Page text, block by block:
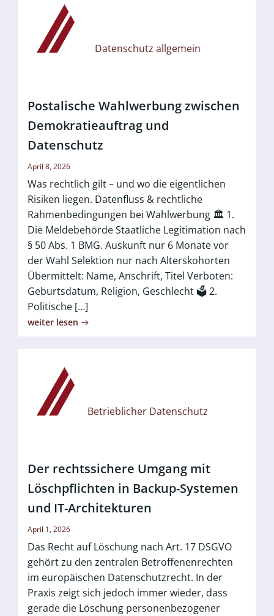
Datenschutz allgemein
Postalische Wahlwerbung zwischen
Demokratieauftrag und
Datenschutz
April 8, 2026
Was rechtlich gilt – und wo die eigentlichen
Risiken liegen. Datenfluss & rechtliche
Rahmenbedingungen bei Wahlwerbung 🏛️ 1.
Die Meldebehörde Staatliche Legitimation nach
§ 50 Abs. 1 BMG. Auskunft nur 6 Monate vor
der Wahl Selektion nur nach Alterskohorten
Übermittelt: Name, Anschrift, Titel Verboten:
Geburtsdatum, Religion, Geschlecht 🗳️ 2.
Politische […]
weiter lesen
Betrieblicher Datenschutz
Der rechtssichere Umgang mit
Löschpflichten in Backup-Systemen
und IT-Architekturen
April 1, 2026
Das Recht auf Löschung nach Art. 17 DSGVO
gehört zu den zentralen Betroffenenrechten
im europäischen Datenschutzrecht. In der
Praxis zeigt sich jedoch immer wieder, dass
gerade die Löschung personenbezogener